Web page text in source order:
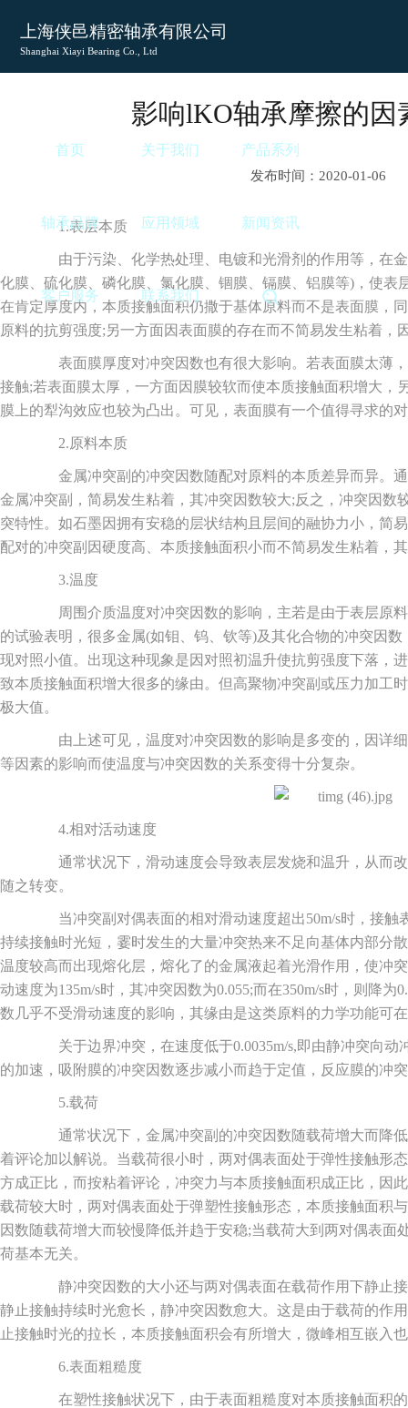
上海侠邑精密轴承有限公司
Shanghai Xiayi Bearing Co., Ltd
首页 关于我们 产品系列
轴承品牌 应用领域 新闻资讯
客户服务 联系我们
影响lKO轴承摩擦的因
发布时间：2020-01-06
1.表层本质
由于污染、化学热处理、电镀和光滑剂的作用等，在金
化膜、硫化膜、磷化膜、氯化膜、锢膜、镉膜、铝膜等)，使表
在肯定厚度内，本质接触面积仍撒于基体原料而不是表面膜，
原料的抗剪强度;另一方面因表面膜的存在而不简易发生粘着，
表面膜厚度对冲突因数也有很大影响。若表面膜太薄，
接触;若表面膜太厚，一方面因膜较软而使本质接触面积增大，
膜上的犁沟效应也较为凸出。可见，表面膜有一个值得寻求的
2.原料本质
金属冲突副的冲突因数随配对原料的本质差异而异。通
金属冲突副，简易发生粘着，其冲突因数较大;反之，冲突因数
突特性。如石墨因拥有安稳的层状结构且层间的融协力小，简
配对的冲突副因硬度高、本质接触面积小而不简易发生粘着，
3.温度
周围介质温度对冲突因数的影响，主若是由于表层原料
的试验表明，很多金属(如钼、钨、钦等)及其化合物的冲突因
现对照小值。出现这种现象是因对照初温升使抗剪强度下落，
致本质接触面积增大很多的缘由。但高聚物冲突副或压力加工
极大值。
由上述可见，温度对冲突因数的影响是多变的，因详细
等因素的影响而使温度与冲突因数的关系变得十分复杂。
4.相对活动速度
通常状况下，滑动速度会导致表层发烧和温升，从而改
随之转变。
当冲突副对偶表面的相对滑动速度超出50m/s时，接触
持续接触时光短，霎时发生的大量冲突热来不足向基体内部分
温度较高而出现熔化层，熔化了的金属液起着光滑作用，使冲
动速度为135m/s时，其冲突因数为0.055;而在350m/s时，则降
数几乎不受滑动速度的影响，其缘由是这类原料的力学功能可
关于边界冲突，在速度低于0.0035m/s,即由静冲突向动
的加速，吸附膜的冲突因数逐步减小而趋于定值，反应膜的冲
5.载荷
通常状况下，金属冲突副的冲突因数随载荷增大而降低
着评论加以解说。当载荷很小时，两对偶表面处于弹性接触形
方成正比，而按粘着评论，冲突力与本质接触面积成正比，因
载荷较大时，两对偶表面处于弹塑性接触形态，本质接触面积
因数随载荷增大而较慢降低并趋于安稳;当载荷大到两对偶表面
荷基本无关。
静冲突因数的大小还与两对偶表面在载荷作用下静止接
静止接触持续时光愈长，静冲突因数愈大。这是由于载荷的作
止接触时光的拉长，本质接触面积会有所增大，微峰相互嵌入
6.表面粗糙度
在塑性接触状况下，由于表面粗糙度对本质接触面积的